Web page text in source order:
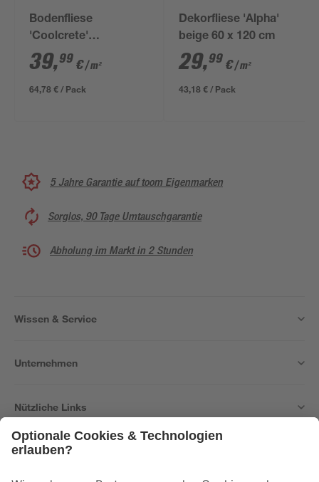
Bodenfliese
'Coolcrete'
Feinsteinzeug weiß 90
x 90 x 0,9 cm
39,99 €/ m²
64,78 € / Pack
Dekorfliese 'Alpha'
beige 60 x 120 cm
29,99 €/ m²
43,18 € / Pack
5 Jahre Garantie auf toom Eigenmarken
Sorglos, 90 Tage Umtauschgarantie
Abholung im Markt in 2 Stunden
Wissen & Service
Unternehmen
Nützliche Links